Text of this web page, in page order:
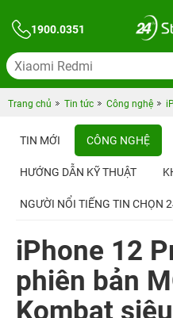
1900.0351
Trang chủ Tin tức Công nghệ
TIN MỚI CÔNG NGHỆ
HƯỚNG DẪN KỸ THUẬT
NGƯỜI NỔI TIẾNG TIN CHỌN
iPhone 12
phiên bản
Kombat